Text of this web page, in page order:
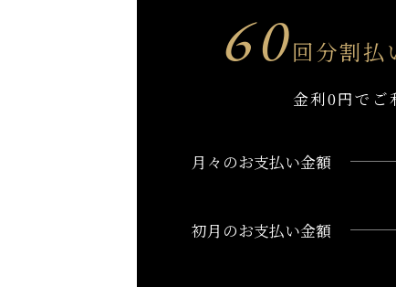
60回分割払
金利0円でご
月々のお支払い金額
初月のお支払い金額